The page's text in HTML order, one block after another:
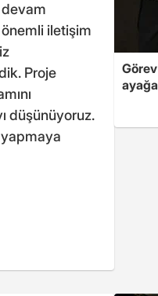
önemli iletişim
Proje
düşünüyoruz.
yapmaya